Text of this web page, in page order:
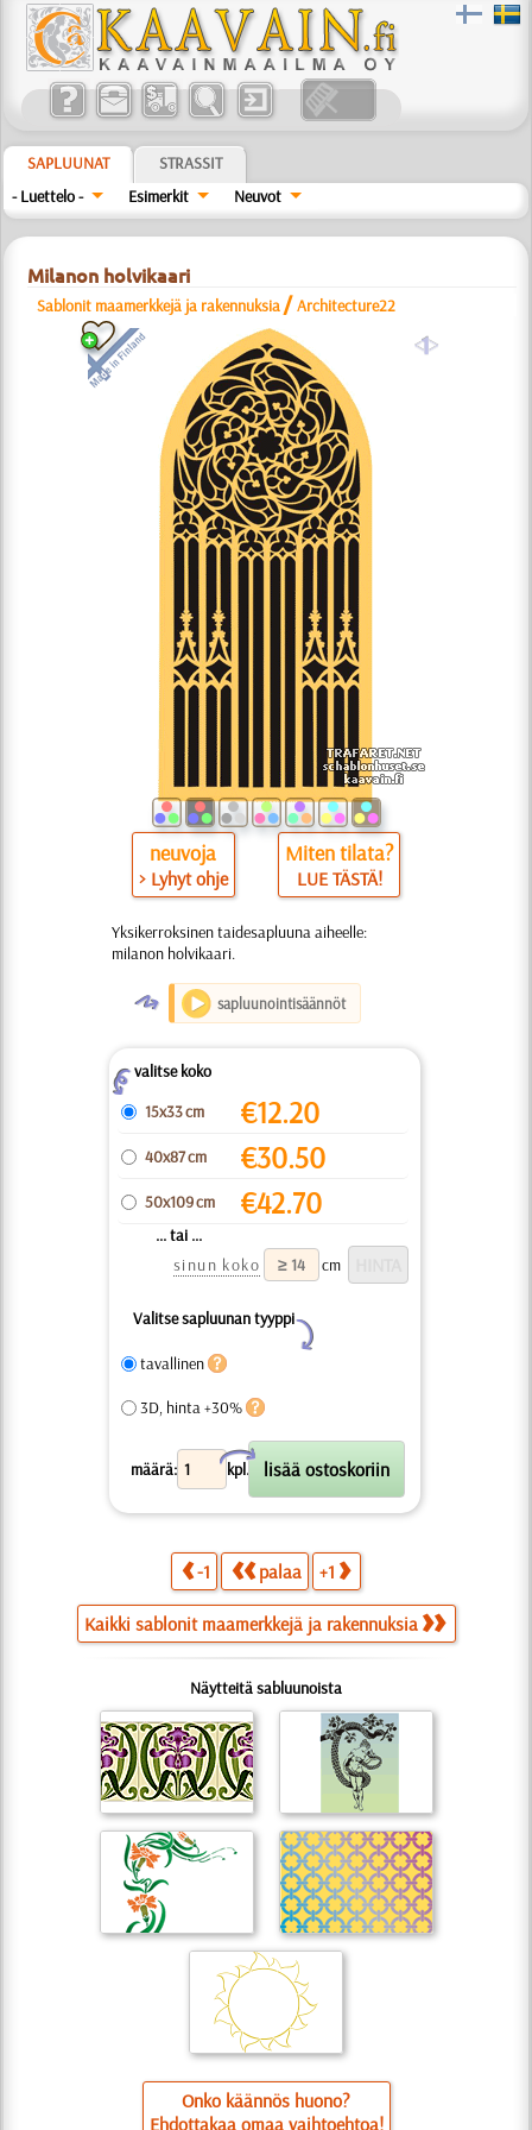
SAPLUUNAT
STRASSIT
- Luettelo -
Esimerkit Neuvot
Milanon holvikaari
Sablonit maamerkkejä ja rakennuksia /Architecture22
a
neuvoja
> Lyhyt ohje
Miten tilata?
LUE TÄSTÄ!
Yksikerroksinen taidesapluuna aiheelle:
milanon holvikaari.
O sapluunointisäännöt
Zvalitse koko
15x33 cm
€12.20
40x87 cm €30.50
50x109 cm €42.70
... tai ...
sinun koko
cm
Valitse sapluunan tyyppi
Y
tavallinen
3D, hinta +30%
määrä: kpl.
X
-1 palaa +1
Kaikki sablonit maamerkkejä ja rakennuksia
Näytteitä sabluunoista
Onko käännös huono?
Ehdottakaa omaa vaihtoehtoa!